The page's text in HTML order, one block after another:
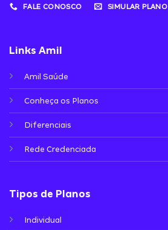
FALE CONOSCO SIMULAR PLANO
Links Amil
Amil Saúde
Conheça os Planos
Diferenciais
Rede Credenciada
Tipos de Planos
Individual